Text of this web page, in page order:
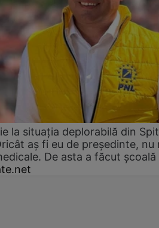
la situația deplorabilă din
aș fi eu de președinte, nu
De asta a făcut școală